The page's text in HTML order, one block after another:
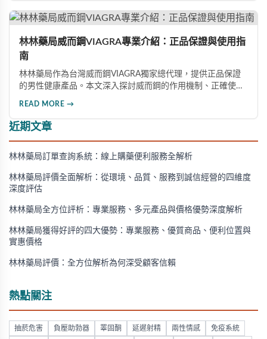
林林藥局威而鋼VIAGRA專業介紹：正品保證與使用指
南
林林藥局作為台灣威而鋼VIAGRA獨家總代理，提供正品保證
的男性健康產品。本文深入探討威而鋼的作用機制、正確使用
擇。
READ MORE →
近期文章
林林藥局訂單查詢系統：線上購藥便利服務全解析
林林藥局評價全面解析：從環境、品質、服務到誠信經營的四維度
深度評估
林林藥局全方位評析：專業服務、多元產品與價格優勢深度解析
林林藥局獲得好評的四大優勢：專業服務、優質商品、便利位置與
實惠價格
林林藥局評價：全方位解析為何深受顧客信賴
熱點關注
抽菸危害 負壓助勃器 睪固酮 延遲射精 兩性情感 免疫系統